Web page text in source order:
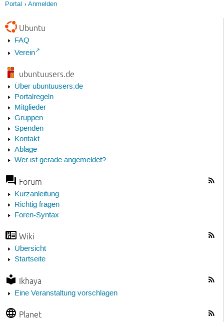
Portal Anmelden
Ubuntu
FAQ
Verein
ubuntuusers.de
Über ubuntuusers.de
Portalregeln
Mitglieder
Gruppen
Spenden
Kontakt
Ablage
Wer ist gerade angemeldet?
Forum
Kurzanleitung
Richtig fragen
Foren-Syntax
Wiki
Übersicht
Startseite
Ikhaya
Eine Veranstaltung vorschlagen
Planet